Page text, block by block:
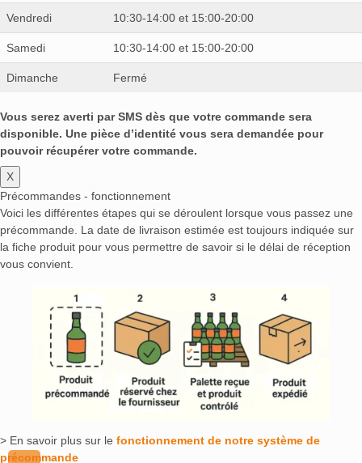
Vendredi 10:30-14:00 et 15:00-20:00
Samedi 10:30-14:00 et 15:00-20:00
Dimanche Fermé
Vous serez averti par SMS dès que votre commande sera
disponible. Une pièce d’identité vous sera demandée pour
pouvoir récupérer votre commande.
X
Précommandes - fonctionnement
Voici les différentes étapes qui se déroulent lorsque vous passez une
précommande. La date de livraison estimée est toujours indiquée sur
la fiche produit pour vous permettre de savoir si le délai de réception
vous convient.
> En savoir plus sur le fonctionnement de notre système de
précommande